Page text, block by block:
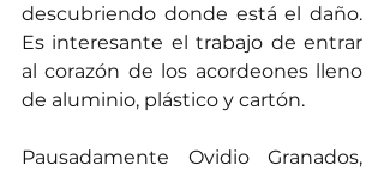
descubriendo donde está el daño.
Es interesante el trabajo de entrar
al corazón de los acordeones lleno
de aluminio, plástico y cartón.
Pausadamente Ovidio Granados,